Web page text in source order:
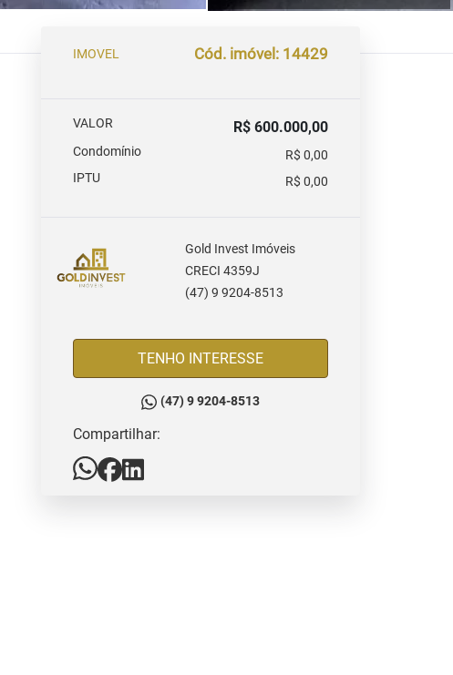
IMOVEL Cód. imóvel: 14429
VALOR R$ 600.000,00
Condomínio
R$ 0,00
IPTU
R$ 0,00
Gold Invest Imóveis
CRECI 4359J
(47) 9 9204-8513
TENHO INTERESSE
(47) 9 9204-8513
Compartilhar: